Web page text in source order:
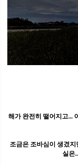
해가 완전히 떨어지고...
조금은 조바심이 생겼
실은